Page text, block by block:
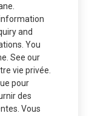
and
You
See our
vie privée.
pour
des
Vous